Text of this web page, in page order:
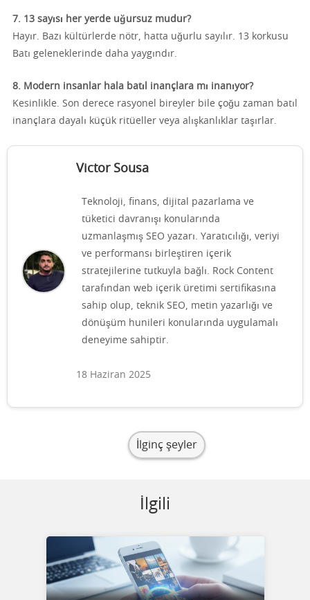
7. 13 sayısı her yerde uğursuz mudur?
Hayır. Bazı kültürlerde nötr, hatta uğurlu sayılır. 13 korkusu
Batı geleneklerinde daha yaygındır.
8. Modern insanlar hala batıl inançlara mı inanıyor?
Kesinlikle. Son derece rasyonel bireyler bile çoğu zaman batıl
inançlara dayalı küçük ritüeller veya alışkanlıklar taşırlar.
Victor Sousa
Teknoloji, finans, dijital pazarlama ve
tüketici davranışı konularında
uzmanlaşmış SEO yazarı. Yaratıcılığı, veriyi
ve performansı birleştiren içerik
stratejilerine tutkuyla bağlı. Rock Content
tarafından web içerik üretimi sertifikasına
sahip olup, teknik SEO, metin yazarlığı ve
dönüşüm hunileri konularında uygulamalı
deneyime sahiptir.
18 Haziran 2025
İlginç şeyler
İlgili